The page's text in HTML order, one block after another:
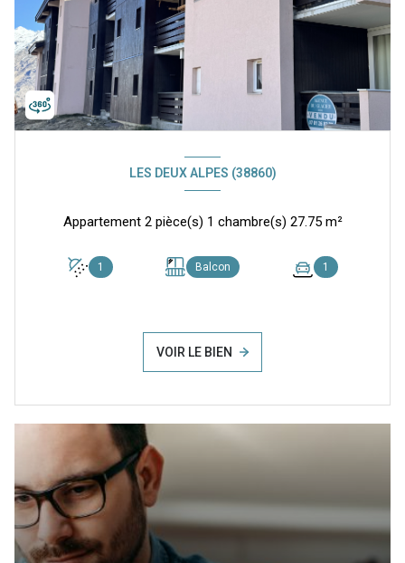
LES DEUX ALPES (38860)
Appartement 2 pièce(s) 1 chambre(s) 27.75 m²
1 Balcon 1
VOIR LE BIEN